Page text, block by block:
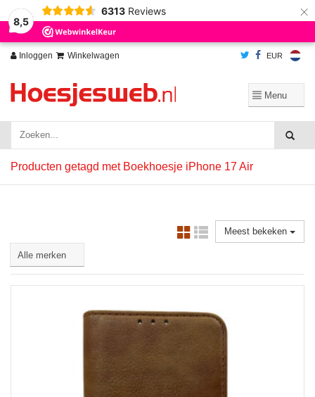
8,5
6313 Reviews ×
Inloggen Winkelwagen EUR
Producten getagd met Boekhoesje iPhone 17 Air
Meest bekeken
Wij slaan cookies op om onze website te verbeteren. Is dat akkoord?
Ja
Nee